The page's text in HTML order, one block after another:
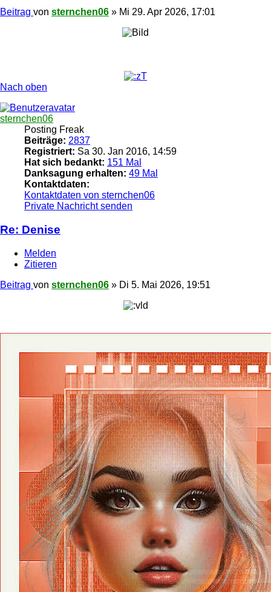
Beitrag von sternchen06 » Mi 29. Apr 2026, 17:01
Nach oben
sternchen06
Posting Freak
Beiträge: 2837
Registriert: Sa 30. Jan 2016, 14:59
Hat sich bedankt: 151 Mal
Danksagung erhalten: 49 Mal
Kontaktdaten:
Kontaktdaten von sternchen06
Private Nachricht senden
Re: Denise
Melden
Zitieren
Beitrag von sternchen06 » Di 5. Mai 2026, 19:51